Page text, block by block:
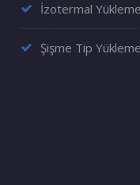
İzotermal
Şişme Tip